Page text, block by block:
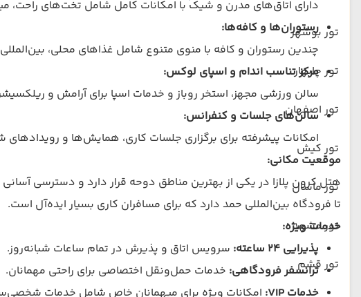
تور بوشهر
تور چابهار
تور اصفهان
تور کیش
تور ماسال
تور مشهد
تور قشم
دارای اتاق‌های مدرن و شیک با امکانات کامل شامل تخت‌های راحت،
رستوران‌ها و کافه‌ها:
چندین رستوران و کافه با منوی متنوع شامل غذاهای محلی،
مرکز تناسب اندام و اسپای لوکس:
سالن ورزشی مجهز، استخر روباز و خدمات اسپا برای آرامش و
سالن‌های جلسات و کنفرانس:
امکانات پیشرفته برای برگزاری جلسات کاری، همایش‌ها و رویدادهای
موقعیت مکانی:
هتل کرون پلازا در یکی از بهترین مناطق دوحه قرار دارد و دسترسی
تا فرودگاه بین‌المللی حمد دارد که برای مسافران کاری بسیار ایده‌آل است.
خدمات ویژه:
پذیرایی ۲۴ ساعته:
سرویس اتاق و پذیرش در تمام ساعات شبانه‌روز.
ترانسفر فرودگاهی: خدمات حمل‌ونقل اختصاصی برای راحتی مهمانان.
خدمات VIP:
امکانات ویژه برای میهمانان خاص شامل خدمات